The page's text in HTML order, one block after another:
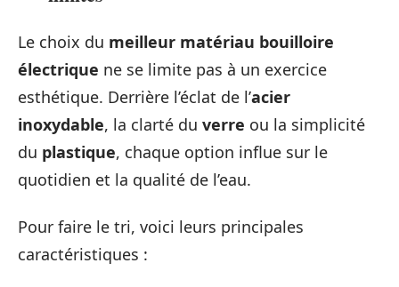
Le choix du meilleur matériau bouilloire
électrique ne se limite pas à un exercice
esthétique. Derrière l’éclat de l’acier
inoxydable, la clarté du verre ou la simplicité
du plastique, chaque option influe sur le
quotidien et la qualité de l’eau.
Pour faire le tri, voici leurs principales
caractéristiques :